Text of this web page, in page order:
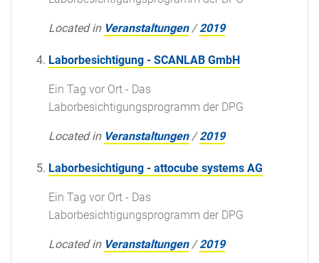
Located in Veranstaltungen /2019
Laborbesichtigung - SCANLAB GmbH
Ein Tag vor Ort - Das
Laborbesichtigungsprogramm der DPG
Located in Veranstaltungen /2019
Laborbesichtigung - attocube systems AG
Ein Tag vor Ort - Das
Laborbesichtigungsprogramm der DPG
Located in Veranstaltungen /2019